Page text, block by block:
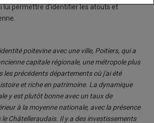
lui permettre d'identifier les atouts et
poitevine avec une ville, Poitiers, qui a
capitale régionale, une métropole plus
les précédents départements où j'ai été
et riche en patrimoine. La dynamique
y est plutôt bonne avec un taux de
à la moyenne nationale, avec la présence
Châtelleraudais. Il y a des investissements